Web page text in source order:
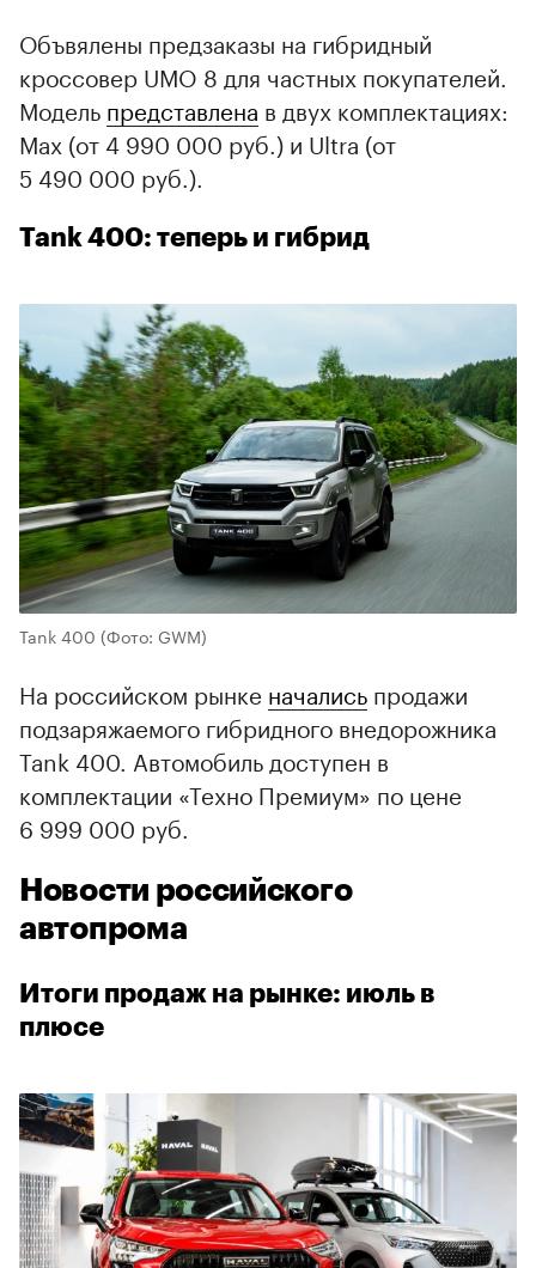
Объвялены предзаказы на гибридный
кроссовер UMO 8 для частных покупателей.
Модель представлена в двух комплектациях:
Max (от 4 990 000 руб.) и Ultra (от
5 490 000 руб.).
Tank 400: теперь и гибрид
Tank 400 (Фото: GWM)
На российском рынке начались продажи
подзаряжаемого гибридного внедорожника
Tank 400. Автомобиль доступен в
комплектации «Техно Премиум» по цене
6 999 000 руб.
Новости российского
автопрома
Итоги продаж на рынке: июль в
плюсе